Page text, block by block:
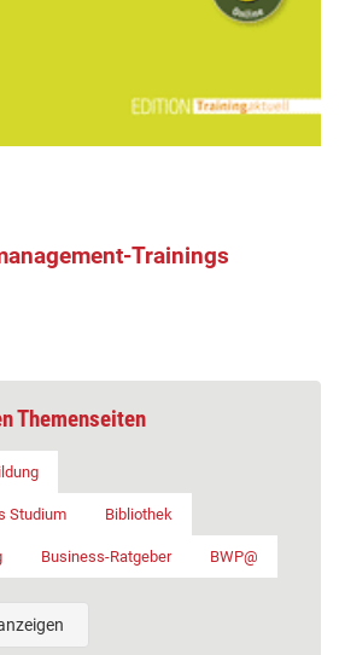
Trainings
Themenseiten
Studium Bibliothek
Business-Ratgeber BWP@